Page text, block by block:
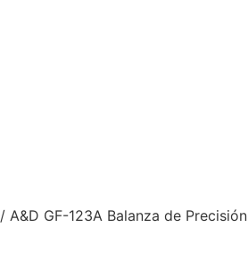
/ A&D GF-123A Balanza de Precisión